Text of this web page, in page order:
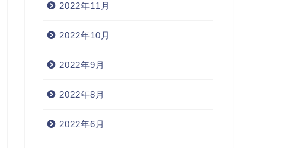
2022年11月
2022年10月
2022年9月
2022年8月
2022年6月